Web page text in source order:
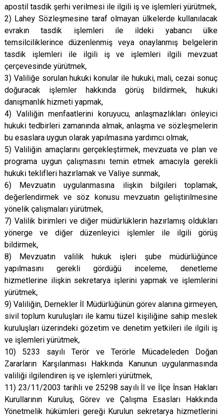
apostil tasdik şerhi verilmesi ile ilgili iş ve işlemleri yürütmek,
2) Lahey Sözleşmesine taraf olmayan ülkelerde kullanılacak
evrakın tasdik işlemleri ile ildeki yabancı ülke
temsilciliklerince düzenlenmiş veya onaylanmış belgelerin
tasdik işlemleri ile ilgili iş ve işlemleri ilgili mevzuat
çerçevesinde yürütmek,
3) Valiliğe sorulan hukuki konular ile hukuki, mali, cezai sonuç
doğuracak işlemler hakkında görüş bildirmek, hukuki
danışmanlık hizmeti yapmak,
4) Valiliğin menfaatlerini koruyucu, anlaşmazlıkları önleyici
hukuki tedbirleri zamanında almak, anlaşma ve sözleşmelerin
bu esaslara uygun olarak yapılmasına yardımcı olmak,
5) Valiliğin amaçlarını gerçekleştirmek, mevzuata ve plan ve
programa uygun çalışmasını temin etmek amacıyla gerekli
hukuki teklifleri hazırlamak ve Valiye sunmak,
6) Mevzuatın uygulanmasına ilişkin bilgileri toplamak,
değerlendirmek ve söz konusu mevzuatın geliştirilmesine
yönelik çalışmaları yürütmek,
7) Valilik birimleri ve diğer müdürlüklerin hazırlamış oldukları
yönerge ve diğer düzenleyici işlemler ile ilgili görüş
bildirmek,
8) Mevzuatın valilik hukuk işleri şube müdürlüğünce
yapılmasını gerekli gördüğü inceleme, denetleme
hizmetlerine ilişkin sekretarya işlerini yapmak ve işlemlerini
yürütmek,
9) Valiliğin, Dernekler İl Müdürlüğünün görev alanına girmeyen,
sivil toplum kuruluşları ile kamu tüzel kişiliğine sahip meslek
kuruluşları üzerindeki gözetim ve denetim yetkileri ile ilgili iş
ve işlemleri yürütmek,
10) 5233 sayılı Terör ve Terörle Mücadeleden Doğan
Zararların Karşılanması Hakkında Kanunun uygulanmasında
valiliği ilgilendiren iş ve işlemleri yürütmek,
11) 23/11/2003 tarihli ve 25298 sayılı İl ve İlçe İnsan Hakları
Kurullarının Kuruluş, Görev ve Çalışma Esasları Hakkında
Yönetmelik hükümleri gereği Kurulun sekretarya hizmetlerini